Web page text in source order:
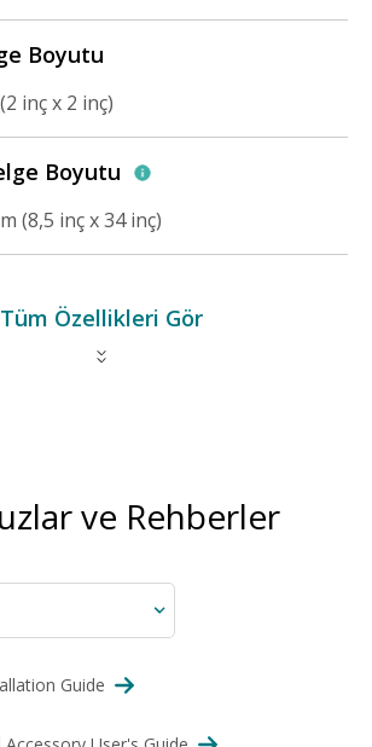
Boyutu
inç x 2 inç)
Boyutu
(8,5 inç x 34 inç)
Tüm Özellikleri Gör
ve Rehberler
Guide